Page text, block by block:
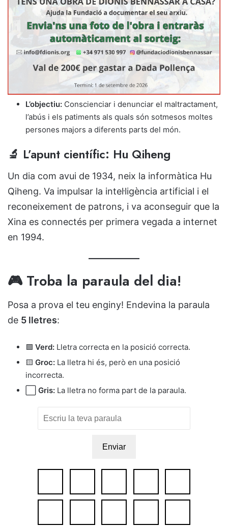
L’objectiu: Conscienciar i denunciar el maltractament,
l’abús i els patiments als quals són sotmesos moltes
persones majors a diferents parts del món.
🔬 L’apunt científic: Hu Qiheng
Un dia com avui de 1934, neix la informàtica Hu
Qiheng. Va impulsar la intel·ligència artificial i el
reconeixement de patrons, i va aconseguir que la
Xina es connectés per primera vegada a internet
en 1994.
🎮 Troba la paraula del dia!
Posa a prova el teu enginy! Endevina la paraula
de 5 lletres:
🟩 Verd: Lletra correcta en la posició correcta.
🟨 Groc: La lletra hi és, però en una posició
incorrecta.
Gris: La lletra no forma part de la paraula.
Enviar